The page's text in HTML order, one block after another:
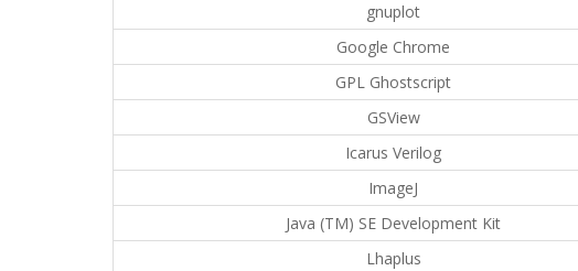
gnuplot
Google Chrome
GPL Ghostscript
GSView
Icarus Verilog
ImageJ
Java (TM) SE Development Kit
Lhaplus